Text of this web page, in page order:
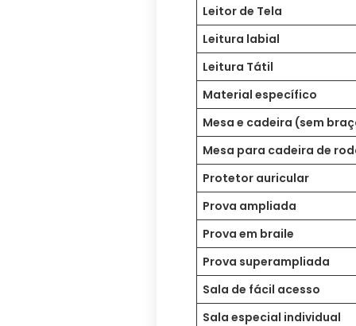
Leitor de Tela
Leitura labial
Leitura Tátil
Material específico
Mesa e cadeira (sem
Mesa para cadeira de
Protetor auricular
Prova ampliada
Prova em braile
Prova superampliada
Sala de fácil acesso
Sala especial individual